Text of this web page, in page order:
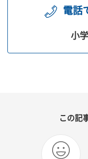
電話
小
この記